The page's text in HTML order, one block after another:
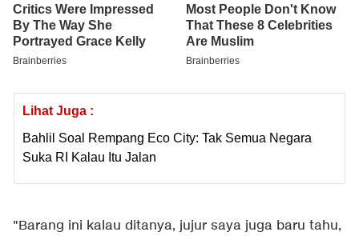
Lihat Juga :
Bahlil Soal Rempang Eco City: Tak Semua Negara
Suka RI Kalau Itu Jalan
"Barang ini kalau ditanya, jujur saya juga baru tahu,